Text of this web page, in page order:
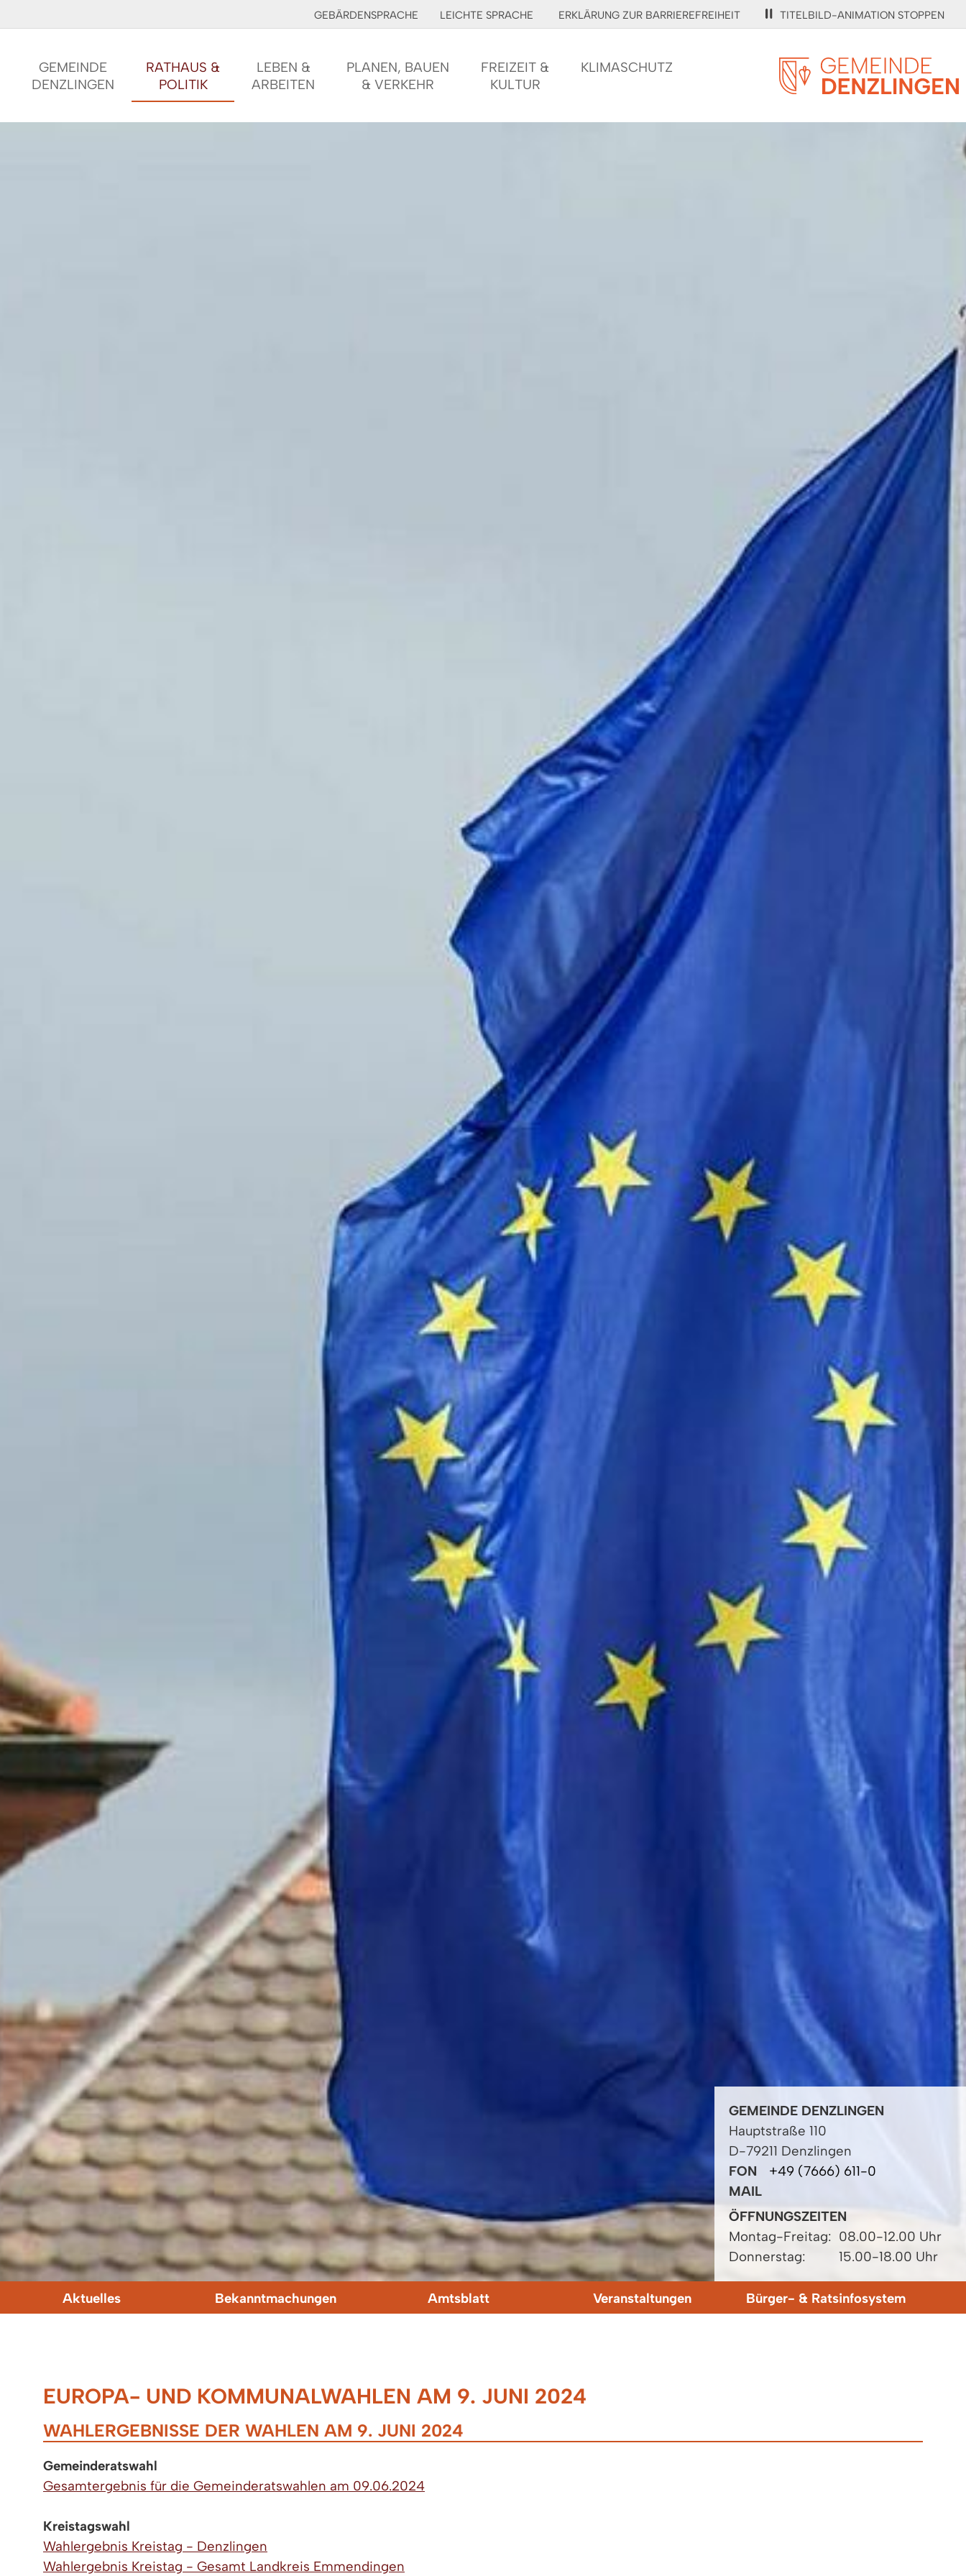
GEBÄRDENSPRACHE LEICHTE SPRACHE ERKLÄRUNG ZUR BARRIEREFREIHEIT TITELBILD-ANIMATION STOPPEN
GEMEINDE
DENZLINGEN
RATHAUS &
POLITIK
LEBEN &
ARBEITEN
PLANEN, BAUEN
& VERKEHR
FREIZEIT &
KULTUR
KLIMASCHUTZ
GEMEINDE DENZLINGEN
Hauptstraße 110
D-79211 Denzlingen
FON
+49 (7666) 611-0
MAIL
ÖFFNUNGSZEITEN
Montag-Freitag: 08.00-12.00 Uhr
Donnerstag:
15.00-18.00 Uhr
Aktuelles Bekanntmachungen Amtsblatt Veranstaltungen Bürger- & Ratsinfosystem
EUROPA- UND KOMMUNALWAHLEN AM 9. JUNI 2024
WAHLERGEBNISSE DER WAHLEN AM 9. JUNI 2024
Gemeinderatswahl
Gesamtergebnis für die Gemeinderatswahlen am 09.06.2024
Kreistagswahl
Wahlergebnis Kreistag - Denzlingen
Wahlergebnis Kreistag - Gesamt Landkreis Emmendingen